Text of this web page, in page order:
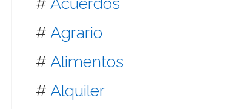
# Agrario
# Alimentos
# Alquiler